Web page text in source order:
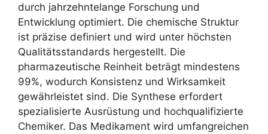
durch jahrzehntelange Forschung und
Entwicklung optimiert. Die chemische Struktur
ist präzise definiert und wird unter höchsten
Qualitätsstandards hergestellt. Die
pharmazeutische Reinheit beträgt mindestens
99%, wodurch Konsistenz und Wirksamkeit
gewährleistet sind. Die Synthese erfordert
spezialisierte Ausrüstung und hochqualifizierte
Chemiker. Das Medikament wird umfangreichen